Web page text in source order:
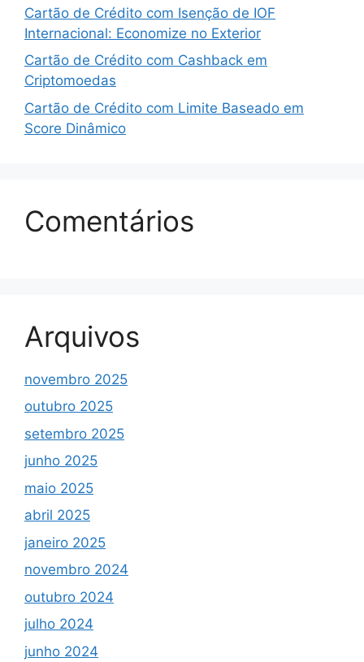
Cartão de Crédito com Isenção de IOF
Internacional: Economize no Exterior
Cartão de Crédito com Cashback em
Criptomoedas
Cartão de Crédito com Limite Baseado em
Score Dinâmico
Comentários
Arquivos
novembro 2025
outubro 2025
setembro 2025
junho 2025
maio 2025
abril 2025
janeiro 2025
novembro 2024
outubro 2024
julho 2024
junho 2024